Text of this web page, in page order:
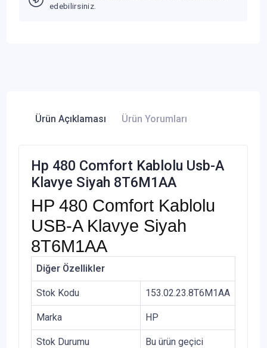
edebilirsiniz.
Ürün Açıklaması Ürün Yorumları
Hp 480 Comfort Kablolu Usb-A
Klavye Siyah 8T6M1AA
HP 480 Comfort Kablolu
USB-A Klavye Siyah
8T6M1AA
Diğer Özellikler
Stok Kodu 153.02.23.8T6M1AA
Marka HP
Stok Durumu
Bu ürün geçici